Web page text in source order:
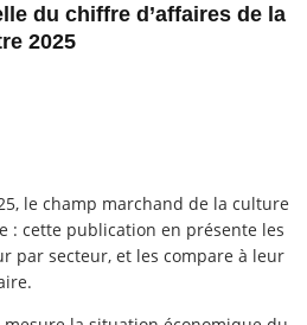
du chiffre d’affaires de la
2025
le champ marchand de la culture
: cette publication en présente les
par secteur, et les compare à leur